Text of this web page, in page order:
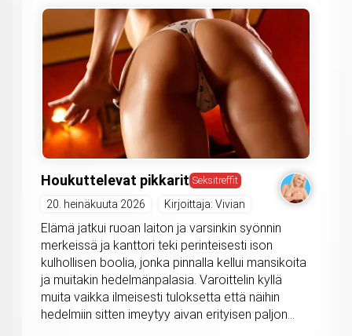
Houkuttelevat pikkarit Seksitreffit
20. heinäkuuta 2026 Kirjoittaja: Vivian
Elämä jatkui ruoan laiton ja varsinkin syönnin
merkeissä ja kanttori teki perinteisesti ison
kulhollisen boolia, jonka pinnalla kellui mansikoita
ja muitakin hedelmänpalasia. Varoittelin kyllä
muita vaikka ilmeisesti tuloksetta että näihin
hedelmiin sitten imeytyy aivan erityisen paljon...